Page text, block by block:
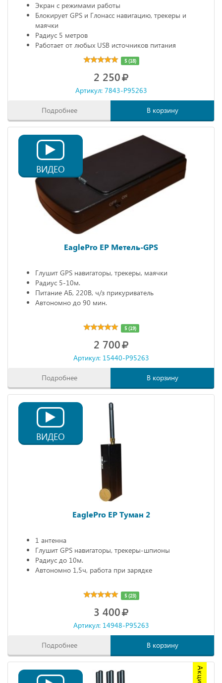
Экран с режимами работы
Блокирует GPS и Глонасс навигацию, трекеры и
маячки
Радиус 5 метров
Работает от любых USB источников питания
Габариты: 68х20х10 мм
5 (18)
2 250
Артикул: 7843-P95263
Подробнее В корзину
ВИДЕО
EaglePro EP Метель-GPS
Глушит GPS навигаторы, трекеры, маячки
Радиус 5-10м.
Питание АБ, 220В, ч/з прикуриватель
Автономно до 90 мин.
5 (19)
2 700
Артикул: 15440-P95263
Подробнее В корзину
ВИДЕО
EaglePro EP Туман 2
1 антенна
Глушит GPS навигаторы, трекеры-шпионы
Радиус до 10м.
Автономно 1,5ч, работа при зарядке
5 (23)
3 400
Артикул: 14948-P95263
Подробнее В корзину